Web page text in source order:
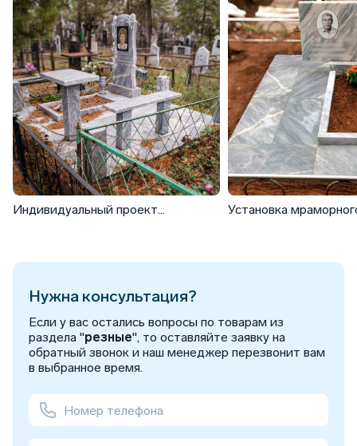
Индивидуальный проект
Установка
Нужна консультация?
Если у вас остались вопросы по товарам из
раздела "резные", то оставляйте заявку на
обратный звонок и наш менеджер перезвонит вам
в выбранное время.